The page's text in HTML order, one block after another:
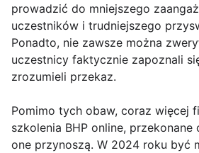
prowadzić do mniejszego
uczestników i trudniejszego
Ponadto, nie zawsze można
uczestnicy faktycznie zapoznali
zrozumieli przekaz.
Pomimo tych obaw, coraz więcej
szkolenia BHP online,
one przynoszą. W 2024 roku być